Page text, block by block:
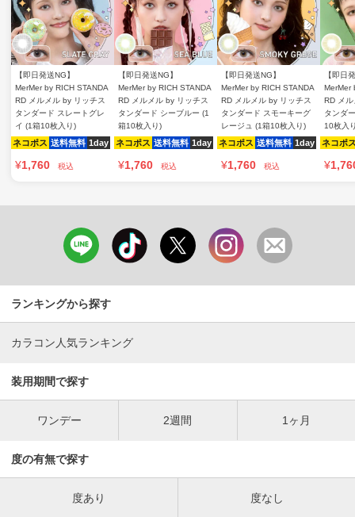
【即日発送NG】
MerMer by RICH STANDA
RD メルメル by リッチス
タンダード スレートグレ
イ (1箱10枚入り)
ネコポス 送料無料 1day
¥1,760 税込
【即日発送NG】
MerMer by RICH STANDA
RD メルメル by リッチス
タンダード シーブルー (1
箱10枚入り)
ネコポス 送料無料 1day
¥1,760 税込
【即日発送NG】
MerMer by RICH STANDA
RD メルメル by リッチス
タンダード スモーキーグ
レージュ (1箱10枚入り)
ネコポス 送料無料 1day
¥1,760 税込
【即日
MerMer
RD メ
タンダ
10枚入
ネコポ
¥
ランキングから探す
カラコン人気ランキング
装用期間で探す
ワンデー 2週間 1ヶ月
度の有無で探す
度あり 度なし